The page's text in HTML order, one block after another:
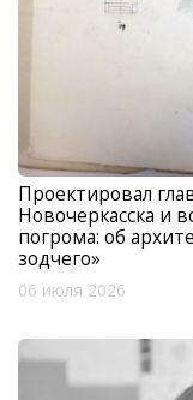
Проектировал
Новочеркасска и
погрома: об
зодчего»
06 июля 2026